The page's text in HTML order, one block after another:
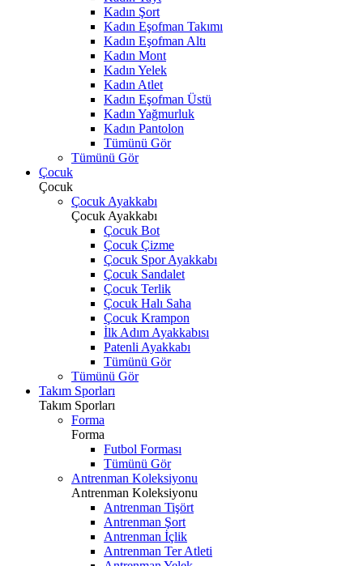
Kadın Şort
Kadın Eşofman Takımı
Kadın Eşofman Altı
Kadın Mont
Kadın Yelek
Kadın Atlet
Kadın Eşofman Üstü
Kadın Yağmurluk
Kadın Pantolon
Tümünü Gör
Tümünü Gör
Çocuk
Çocuk
Çocuk Ayakkabı
Çocuk Ayakkabı
Çocuk Bot
Çocuk Çizme
Çocuk Spor Ayakkabı
Çocuk Sandalet
Çocuk Terlik
Çocuk Halı Saha
Çocuk Krampon
İlk Adım Ayakkabısı
Patenli Ayakkabı
Tümünü Gör
Tümünü Gör
Takım Sporları
Takım Sporları
Forma
Forma
Futbol Forması
Tümünü Gör
Antrenman Koleksiyonu
Antrenman Koleksiyonu
Antrenman Tişört
Antrenman Şort
Antrenman İçlik
Antrenman Ter Atleti